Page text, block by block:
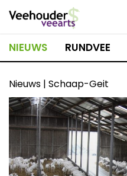
naar
inhoud
NIEUWS RUNDVEE
Nieuws | Schaap-Geit